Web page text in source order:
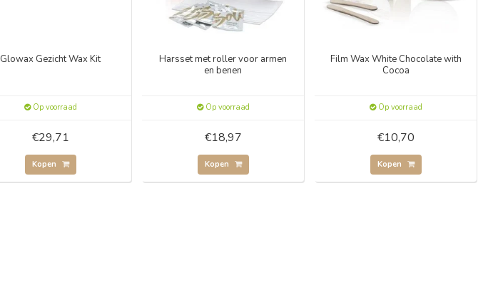
Glowax Gezicht Wax Kit
Op voorraad
€29,71
Kopen
Harsset met roller voor armen
en benen
Op voorraad
€18,97
Kopen
Film Wax White Chocolate with
Cocoa
Op voorraad
€10,70
Kopen